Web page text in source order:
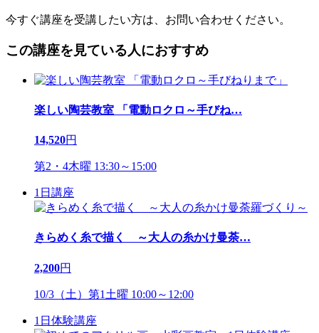
今すぐ講座を受講したい方は、お問い合わせください。
この講座を見ている人におすすめ
楽しい陶芸教室 「電動ロクロ～手びね…
14,520円
第2・4木曜 13:30～15:00
1日講座
きらめく糸で描く ～大人の糸かけ曼荼…
2,200円
10/3（土）第1土曜 10:00～12:00
1日体験講座